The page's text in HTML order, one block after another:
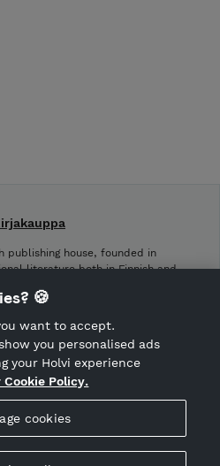
is regulated by the Financial
publishing house, founded in
literature both in Finnish and
🍪
want to accept.
you personalised ads
your Holvi experience
Cookie Policy.
cookies